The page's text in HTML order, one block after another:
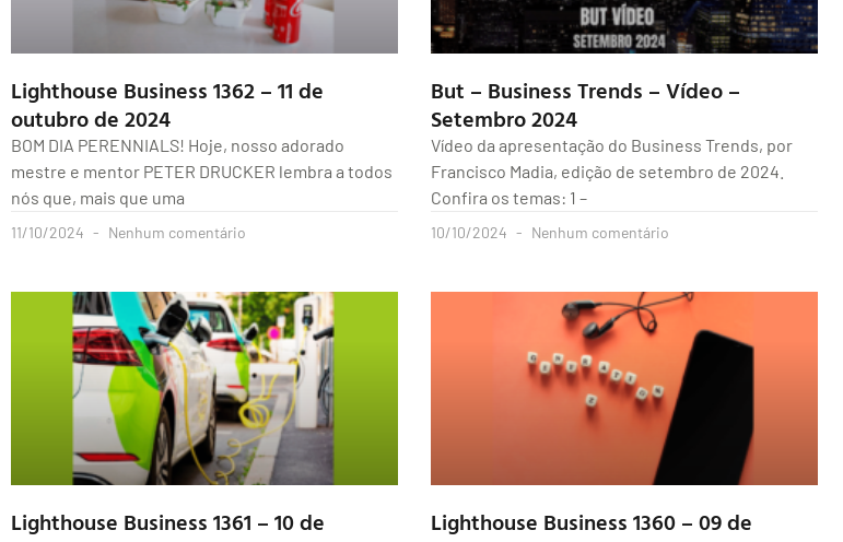
Lighthouse Business 1362 – 11 de
outubro de 2024
BOM DIA PERENNIALS! Hoje, nosso adorado
mestre e mentor PETER DRUCKER lembra a todos
nós que, mais que uma
11/10/2024 Nenhum comentário
But – Business Trends – Vídeo –
Setembro 2024
Vídeo da apresentação do Business Trends, por
Francisco Madia, edição de setembro de 2024.
Confira os temas: 1 –
10/10/2024 Nenhum comentário
Lighthouse Business 1361 – 10 de
Lighthouse Business 1360 – 09 de